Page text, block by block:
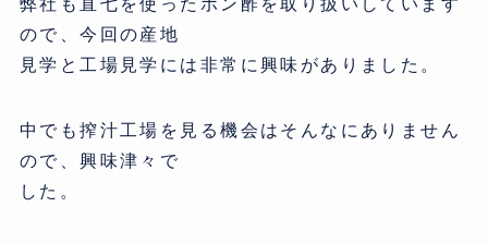
ので、今回の産地
見学と工場見学には非常に興味がありました。
中でも搾汁工場を見る機会はそんなにありません
ので、興味津々で
した。